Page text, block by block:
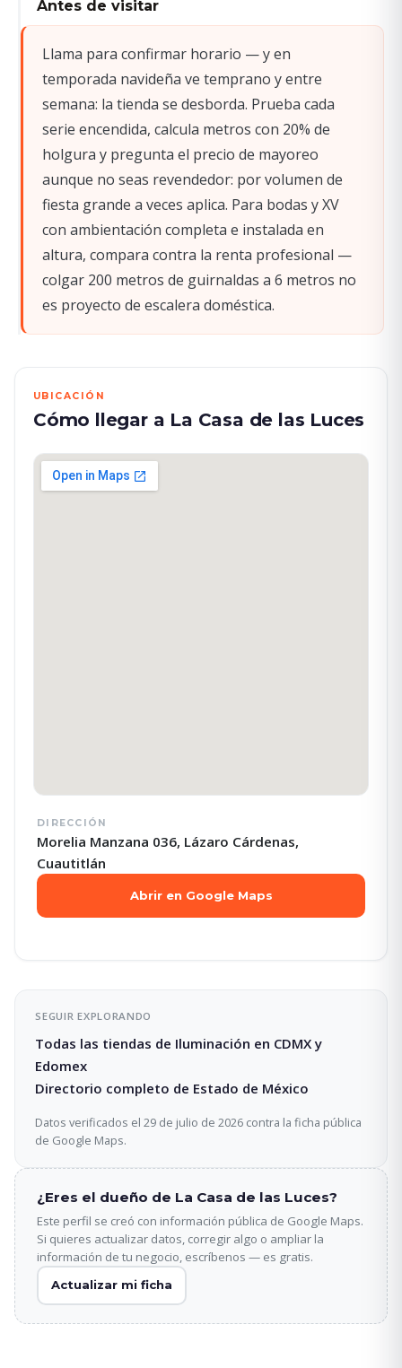
Antes de visitar
Llama para confirmar horario — y en
temporada navideña ve temprano y entre
semana: la tienda se desborda. Prueba cada
serie encendida, calcula metros con 20% de
holgura y pregunta el precio de mayoreo
aunque no seas revendedor: por volumen de
fiesta grande a veces aplica. Para bodas y XV
con ambientación completa e instalada en
altura, compara contra la renta profesional —
colgar 200 metros de guirnaldas a 6 metros no
es proyecto de escalera doméstica.
UBICACIÓN
Cómo llegar a La Casa de las Luces
DIRECCIÓN
Morelia Manzana 036, Lázaro Cárdenas,
Cuautitlán
Abrir en Google Maps
SEGUIR EXPLORANDO
Todas las tiendas de Iluminación en CDMX y
Edomex
Directorio completo de Estado de México
Datos verificados el 29 de julio de 2026 contra la ficha pública
de Google Maps.
¿Eres el dueño de La Casa de las Luces?
Este perfil se creó con información pública de Google Maps.
Si quieres actualizar datos, corregir algo o ampliar la
información de tu negocio, escríbenos — es gratis.
Actualizar mi ficha